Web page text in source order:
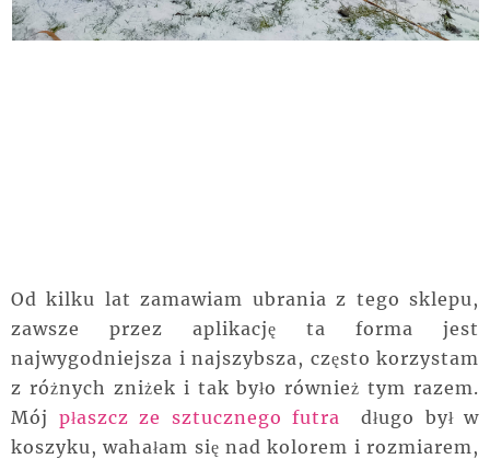
Od kilku lat zamawiam ubrania z tego sklepu,
zawsze przez aplikację ta forma jest
najwygodniejsza i najszybsza, często korzystam
z różnych zniżek i tak było również tym razem.
Mój płaszcz ze sztucznego futra
długo był w
koszyku, wahałam się nad kolorem i rozmiarem,